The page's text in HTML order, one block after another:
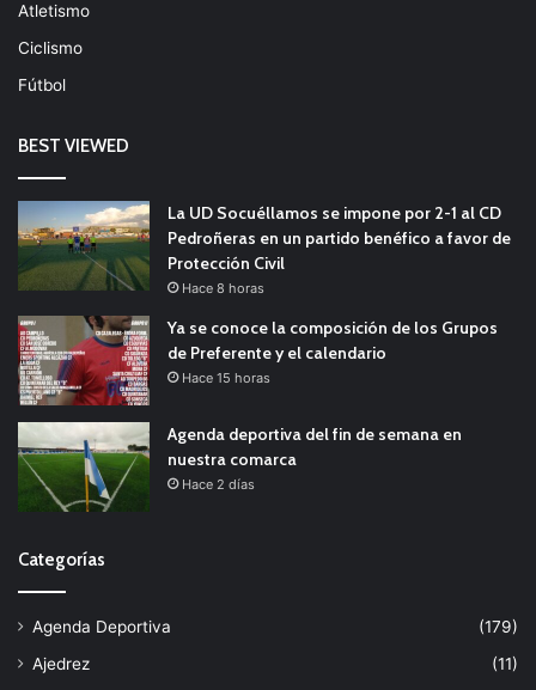
Atletismo
Ciclismo
Fútbol
BEST VIEWED
La UD Socuéllamos se impone por 2-1 al CD
Pedroñeras en un partido benéfico a favor de
Protección Civil
Hace 8 horas
Ya se conoce la composición de los Grupos
de Preferente y el calendario
Hace 15 horas
Agenda deportiva del fin de semana en
nuestra comarca
Hace 2 días
Categorías
Agenda Deportiva
(179)
Ajedrez
(11)